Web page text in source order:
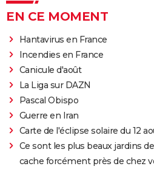
EN CE MOMENT
Hantavirus en France
Incendies en France
Canicule d'août
La Liga sur DAZN
Pascal Obispo
Guerre en Iran
Carte de l'éclipse solaire du 12
Ce sont les plus beaux jardins
cache forcément près de chez